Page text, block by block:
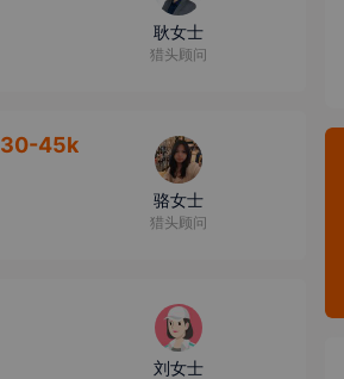
耿女士
猎头顾问
30-45k
骆女士
猎头顾问
刘女士